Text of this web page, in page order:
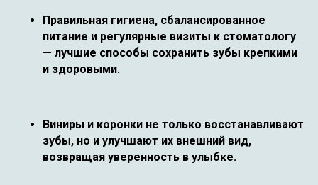
Правильная гигиена, сбалансированное
питание и регулярные визиты к стоматологу
— лучшие способы сохранить зубы крепкими
и здоровыми.
Виниры и коронки не только восстанавливают
зубы, но и улучшают их внешний вид,
возвращая уверенность в улыбке.